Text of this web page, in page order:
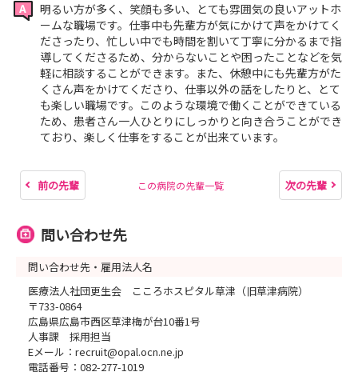
明るい方が多く、笑顔も多い、とても雰囲気の良いアットホ
ームな職場です。仕事中も先輩方が気にかけて声をかけてく
ださったり、忙しい中でも時間を割いて丁寧に分かるまで指
導してくださるため、分からないことや困ったことなどを気
軽に相談することができます。また、休憩中にも先輩方がた
くさん声をかけてくださり、仕事以外の話をしたりと、とて
も楽しい職場です。このような環境で働くことができている
ため、患者さん一人ひとりにしっかりと向き合うことができ
ており、楽しく仕事をすることが出来ています。
前の先輩 この病院の先輩一覧 次の先輩
問い合わせ先
問い合わせ先・雇用法人名
医療法人社団更生会 こころホスピタル草津（旧草津病院）
〒733-0864
広島県広島市西区草津梅が台10番1号
人事課 採用担当
Eメール：recruit@opal.ocn.ne.jp
電話番号：082-277-1019